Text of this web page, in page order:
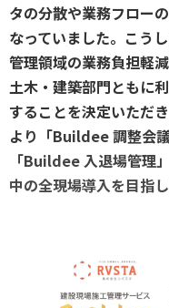
タの分散や業務フロー
なっていました。こう
管理領域の業務負担軽
土木・建築部門ともに
することを決定いただ
より「Buildee 調整会
「Buildee 入退場管理
中の全現場導入を目指し